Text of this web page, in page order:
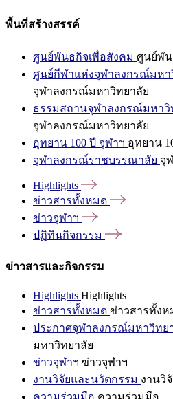
พื้นที่สร้างสรรค์
ศูนย์พันธกิจเพื่อสังคม ศูนย์พัน
ศูนย์กีฬาแห่งจุฬาลงกรณ์มหา
จุฬาลงกรณ์มหาวิทยาลัย
ธรรมสถานจุฬาลงกรณ์มหาวิ
จุฬาลงกรณ์มหาวิทยาลัย
อุทยาน 100 ปี จุฬาฯ อุทยาน
จุฬาลงกรณ์ราชบรรณาลัย จุ
Highlights
ข่าวสารทั้งหมด
ข่าวจุฬาฯ
ปฏิทินกิจกรรม
ข่าวสารและกิจกรรม
Highlights Highlights
ข่าวสารทั้งหมด ข่าวสารทั้งห
ประกาศจุฬาลงกรณ์มหาวิทย
มหาวิทยาลัย
ข่าวจุฬาฯ ข่าวจุฬาฯ
งานวิจัยและนวัตกรรม งานวิ